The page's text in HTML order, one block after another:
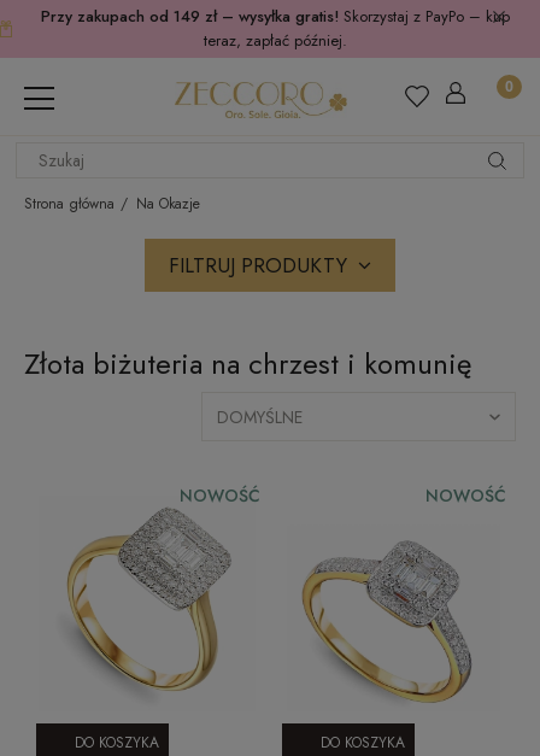
Przy zakupach od 149 zł – wysyłka gratis! Skorzystaj z PayPo – kup
teraz, zapłać później.
Strona główna Na Okazje
FILTRUJ PRODUKTY
Złota biżuteria na chrzest i komunię
DO KOSZYKA
NOWOŚĆ
DO KOSZYKA
NOWOŚĆ